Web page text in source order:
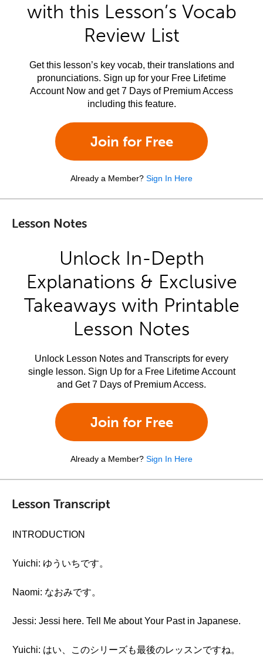
with this Lesson’s Vocab
Review List
Get this lesson’s key vocab, their translations and
pronunciations. Sign up for your Free Lifetime
Account Now and get 7 Days of Premium Access
including this feature.
Join for Free
Already a Member? Sign In Here
Lesson Notes
Unlock In-Depth
Explanations & Exclusive
Takeaways with Printable
Lesson Notes
Unlock Lesson Notes and Transcripts for every
single lesson. Sign Up for a Free Lifetime Account
and Get 7 Days of Premium Access.
Join for Free
Already a Member? Sign In Here
Lesson Transcript
INTRODUCTION
Yuichi: ゆういちです。
Naomi: なおみです。
Jessi: Jessi here. Tell Me about Your Past in Japanese.
Yuichi: はい、このシリーズも最後のレッスンですね。